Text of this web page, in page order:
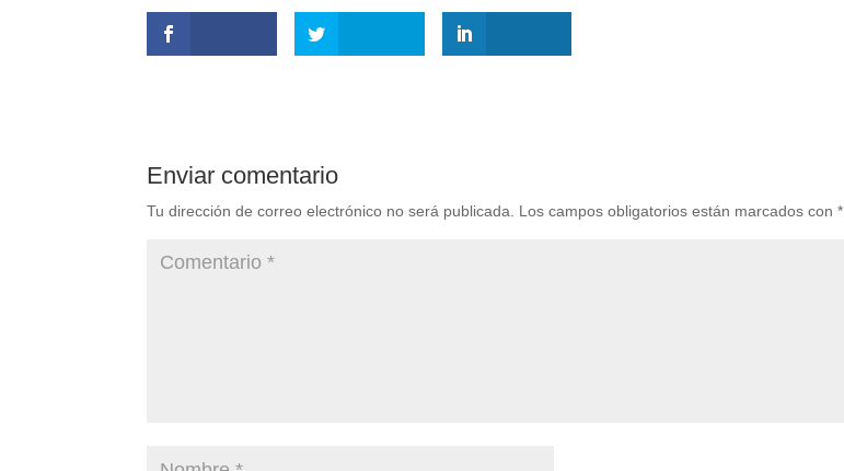
Enviar comentario
Tu dirección de correo electrónico no será publicada. Los campos obligatorios están marcados con*